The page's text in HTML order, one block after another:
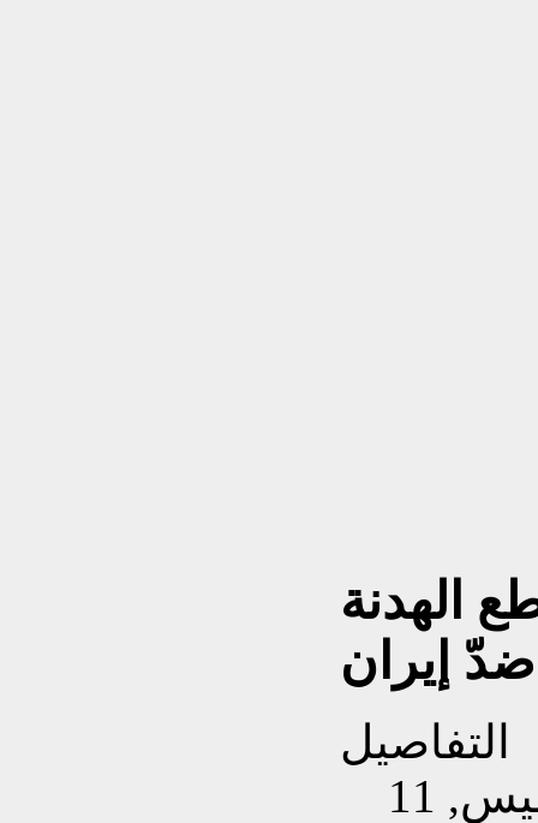
الهدنة
إيران
التفاصيل
تم إنشاءه بتاريخ الخميس, 11